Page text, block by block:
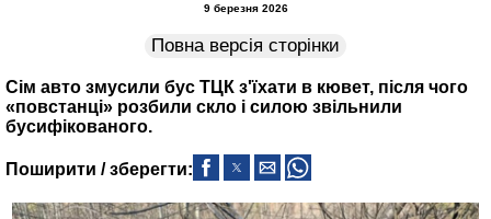
9 березня 2026
Повна версія сторінки
Сім авто змусили бус ТЦК з'їхати в кювет, після чого
«повстанці» розбили скло і силою звільнили
бусифікованого.
Поширити / зберегти: